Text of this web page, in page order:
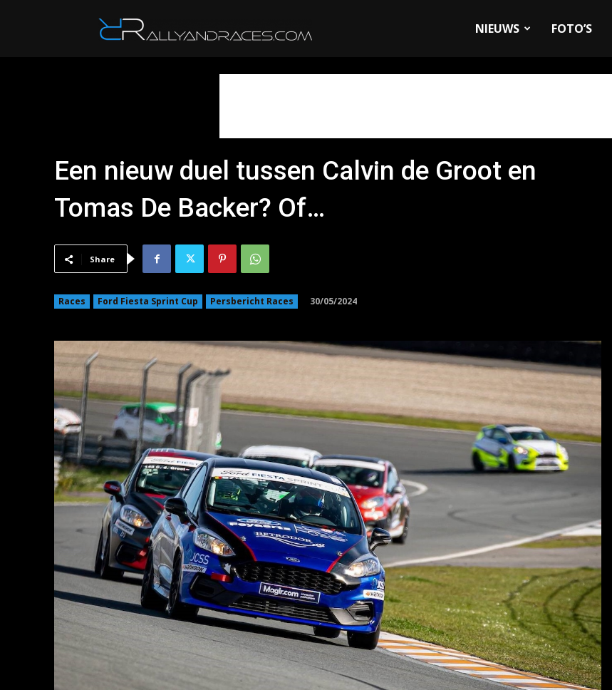
NIEUWS FOTO’S
Een nieuw duel tussen Calvin de Groot en
Tomas De Backer? Of…
Share
Races Ford Fiesta Sprint Cup Persbericht Races 30/05/2024